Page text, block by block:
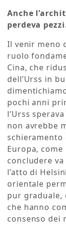
Anche
perdeva
Il venir meno
ruolo
Cina, che
dell’Urss in
pochi anni
l’Urss
non avrebbe
schieramento
Europa,
concludere
l’atto di
orientale
pur graduale,
che hanno
consenso dei